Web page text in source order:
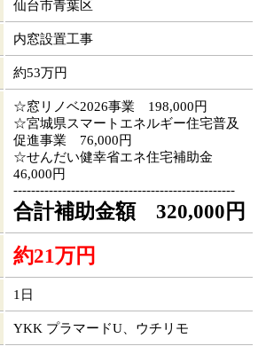
仙台市青葉区
内窓設置工事
約53万円
☆窓リノベ2026事業 198,000円
☆宮城県スマートエネルギー住宅普及
促進事業 76,000円
☆せんだい健幸省エネ住宅補助金
46,000円
--------------------------------------------------
合計補助金額 320,000円
約21万円
1日
YKK プラマードU、ウチリモ